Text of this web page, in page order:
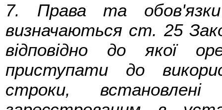
7. Права та
визначаються ст. 25
відповідно до якої
приступати до
строки,